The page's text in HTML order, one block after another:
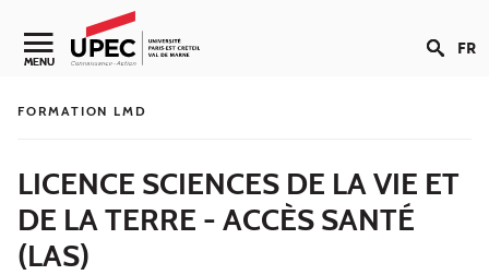
Aller au contenu
Navigation secondaire
MENU FR
FORMATION LMD
LICENCE SCIENCES DE LA VIE ET
DE LA TERRE - ACCÈS SANTÉ
(LAS)